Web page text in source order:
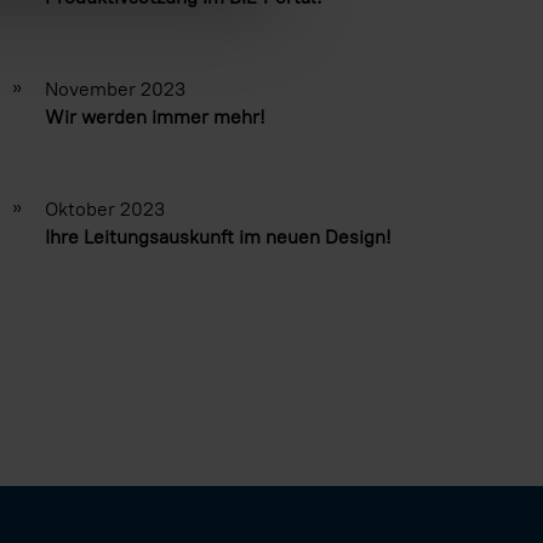
»
November 2023
Wir werden immer mehr!
»
Oktober 2023
Ihre Leitungsauskunft im neuen Design!